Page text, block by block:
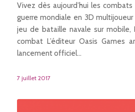
Vivez dès aujourd’hui les
guerre mondiale en 3D
jeu de bataille navale sur mobile,
combat L’éditeur Oasis Games
lancement officiel…
7 juillet 2017